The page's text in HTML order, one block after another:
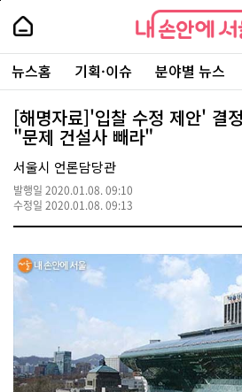
본
로
가
내
손
안
에
서
울
-
서
울
시
대
표
소
통
포
내
손
에
울
주
요
서
뉴스홈 기획·이슈 분야별 뉴스
[해명자료]'입찰 수정 제안' 결
"문제 건설사 빼라"
서울시 언론담당관
발행일 2020.01.08. 09:10
수정일 2020.01.08. 09:13
페
상
단
로